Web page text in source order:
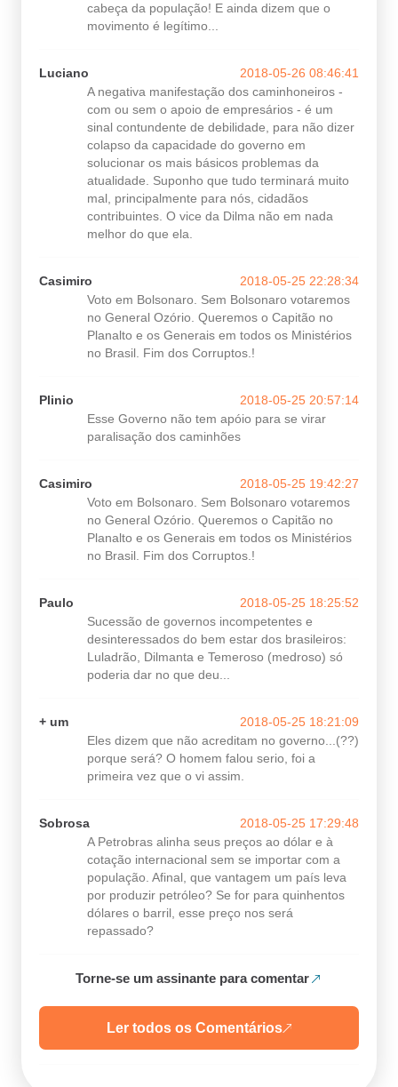
cabeça da população! E ainda dizem que o
movimento é legítimo...
Luciano
2018-05-26 08:46:41
A negativa manifestação dos caminhoneiros -
com ou sem o apoio de empresários - é um
sinal contundente de debilidade, para não dizer
colapso da capacidade do governo em
solucionar os mais básicos problemas da
atualidade. Suponho que tudo terminará muito
mal, principalmente para nós, cidadãos
contribuintes. O vice da Dilma não em nada
melhor do que ela.
Casimiro
2018-05-25 22:28:34
Voto em Bolsonaro. Sem Bolsonaro votaremos
no General Ozório. Queremos o Capitão no
Planalto e os Generais em todos os Ministérios
no Brasil. Fim dos Corruptos.!
Plinio
2018-05-25 20:57:14
Esse Governo não tem apóio para se virar
paralisação dos caminhões
Casimiro
2018-05-25 19:42:27
Voto em Bolsonaro. Sem Bolsonaro votaremos
no General Ozório. Queremos o Capitão no
Planalto e os Generais em todos os Ministérios
no Brasil. Fim dos Corruptos.!
Paulo
2018-05-25 18:25:52
Sucessão de governos incompetentes e
desinteressados do bem estar dos brasileiros:
Luladrão, Dilmanta e Temeroso (medroso) só
poderia dar no que deu...
+ um
2018-05-25 18:21:09
Eles dizem que não acreditam no governo...(??)
porque será? O homem falou serio, foi a
primeira vez que o vi assim.
Sobrosa
2018-05-25 17:29:48
A Petrobras alinha seus preços ao dólar e à
cotação internacional sem se importar com a
população. Afinal, que vantagem um país leva
por produzir petróleo? Se for para quinhentos
dólares o barril, esse preço nos será
repassado?
Torne-se um assinante para comentar
Ler todos os Comentários